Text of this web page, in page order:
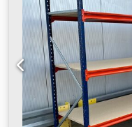
Lastverteiler. - Inkl.
WR20/80 - Belastung:
verteilter Last. -
Natur. - Ständer blau. -
Lager. - andere
Rahmen kann gegen
per Stück durch uns
VERFÜGBAR-- Preis :